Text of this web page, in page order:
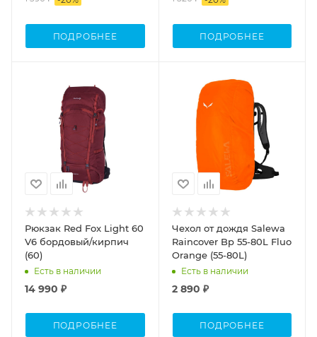
ПОДРОБНЕЕ ПОДРОБНЕЕ
Рюкзак Red Fox Light 60
V6 бордовый/кирпич
(60)
Есть в наличии
14 990 ₽
ПОДРОБНЕЕ
Чехол от дождя Salewa
Raincover Bp 55-80L Fluo
Orange (55-80L)
Есть в наличии
2 890 ₽
ПОДРОБНЕЕ